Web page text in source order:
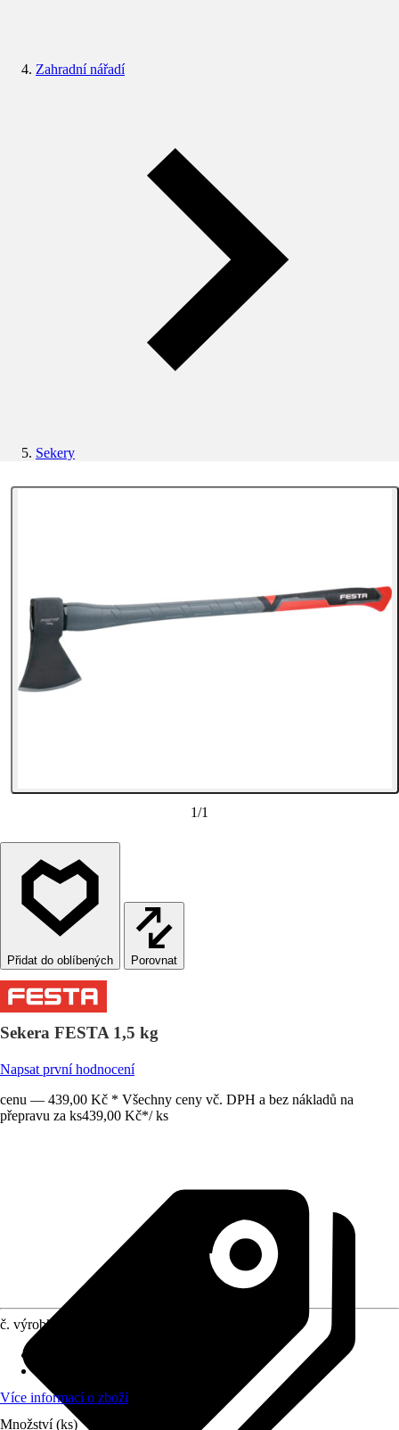
Zahradní nářadí
Sekery
1/1
Porovnat
Sekera FESTA 1,5 kg
Napsat první hodnocení
cenu — 439,00 Kč * Všechny ceny vč. DPH a bez nákladů na
přepravu za ks439,00 Kč*/ ks
č. výrobku
Více informací o zboží
Množství (ks)